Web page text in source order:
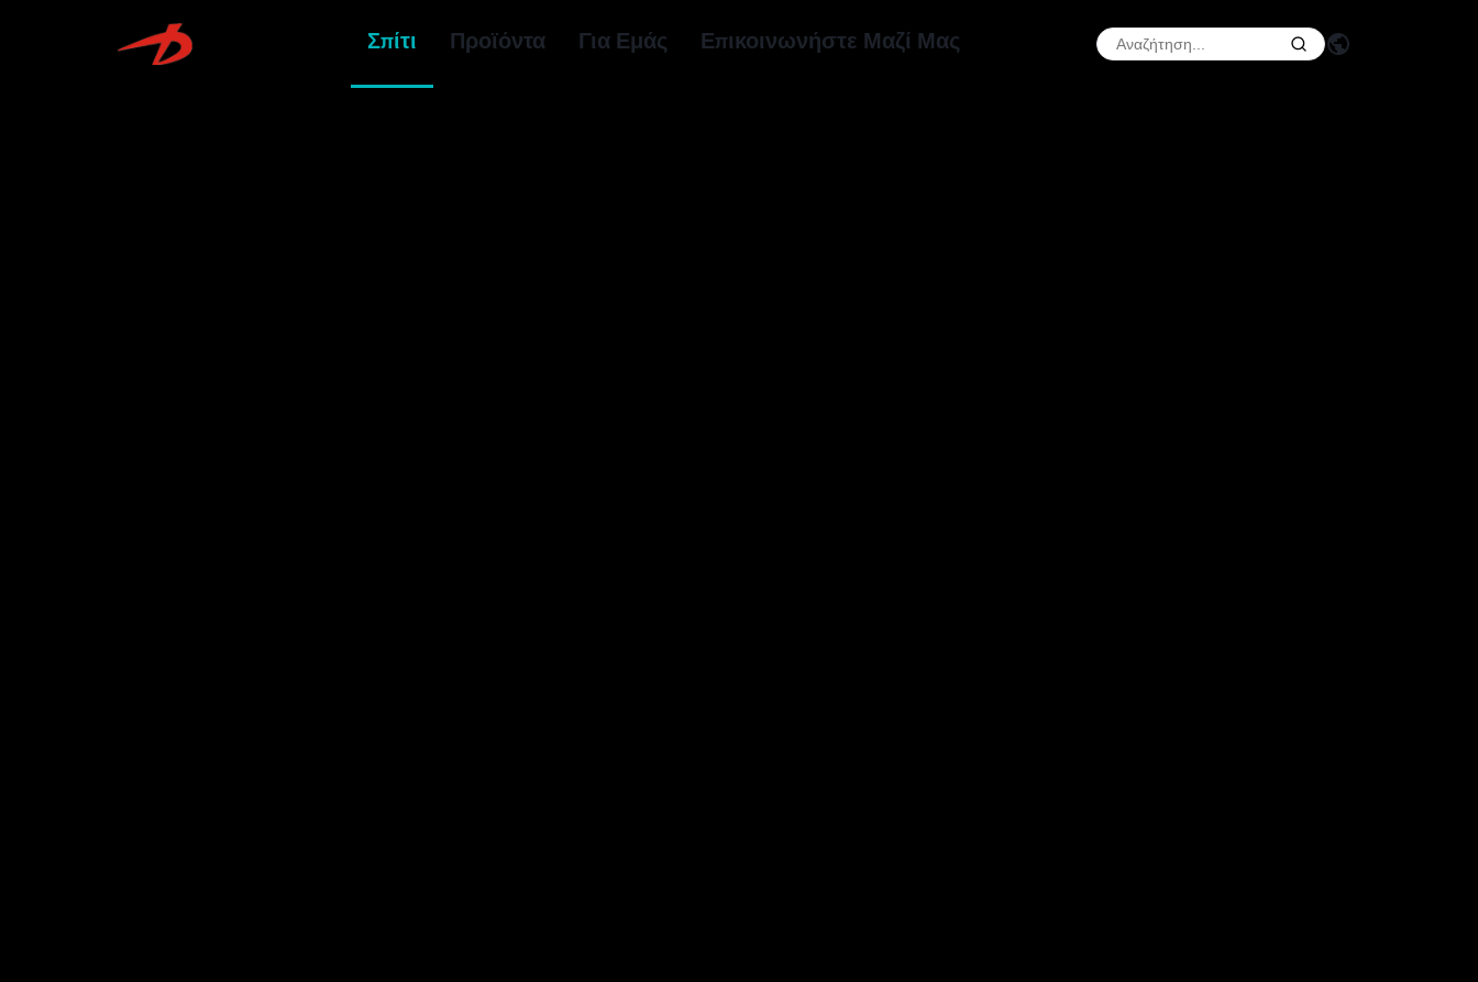
Σπίτι Προϊόντα Για Εμάς Επικοινωνήστε Μαζί Μας